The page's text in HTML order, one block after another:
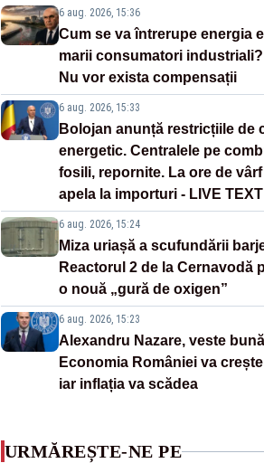
6 aug. 2026, 15:36
Cum se va întrerupe energia
marii consumatori
Nu vor exista compensații
6 aug. 2026, 15:33
Bolojan anunță restricțiile de
energetic. Centralele pe
fosili, repornite. La ore de
apela la importuri - LIVE TEXT
6 aug. 2026, 15:24
Miza uriașă a scufundării
Reactorul 2 de la Cernavodă
o nouă „gură de oxigen”
6 aug. 2026, 15:23
Alexandru Nazare, veste
Economia României va
iar inflația va scădea
URMĂREȘTE-NE PE